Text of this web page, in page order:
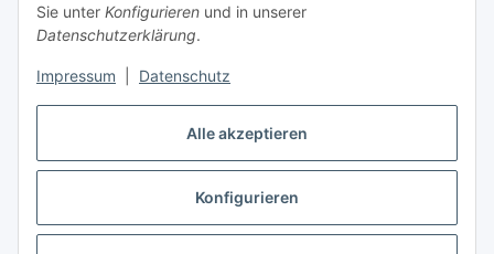
Alle akzeptieren
Konfigurieren
Sie unter Konfigurieren und in unserer
Datenschutzerklärung.
Impressum Datenschutz
Gesetzliche Informationen
Vertrag widerrufen